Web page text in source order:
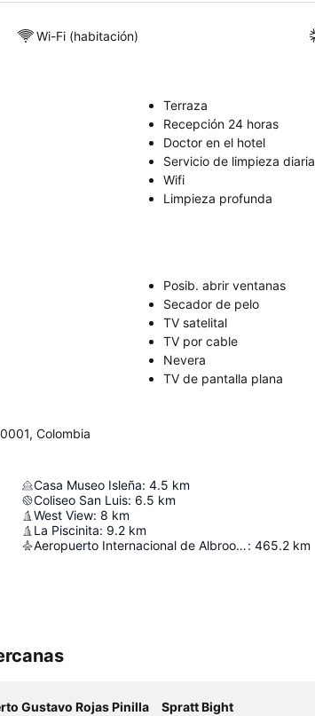
Wi-Fi (habitación)
Terraza
Recepción 24 horas
Doctor en el hotel
Servicio de limpieza diaria
Wifi
Limpieza profunda
Posib. abrir ventanas
Secador de pelo
TV satelital
TV por cable
Nevera
TV de pantalla plana
Colombia
Casa Museo Isleña: 4.5 km
Coliseo San Luis: 6.5 km
West View: 8 km
La Piscinita: 9.2 km
Aeropuerto Internacional de Albrook "Marcos A. Gelabert": 465.2 km
Gustavo Rojas Pinilla Spratt Bight